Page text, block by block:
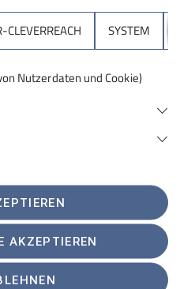
CLEVERREACH SYSTEM
Nutzerdaten und Cookie)
AKZEPTIEREN